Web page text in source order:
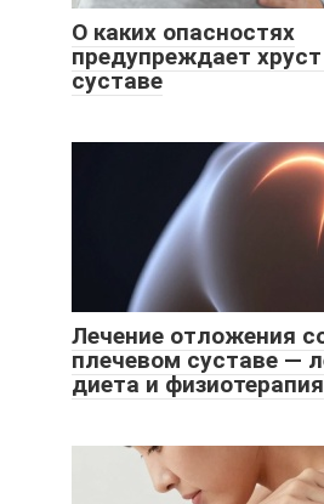
О каких опасностях
предупреждает
суставе
Лечение отложения
плечевом суставе —
диета и физиотерапия